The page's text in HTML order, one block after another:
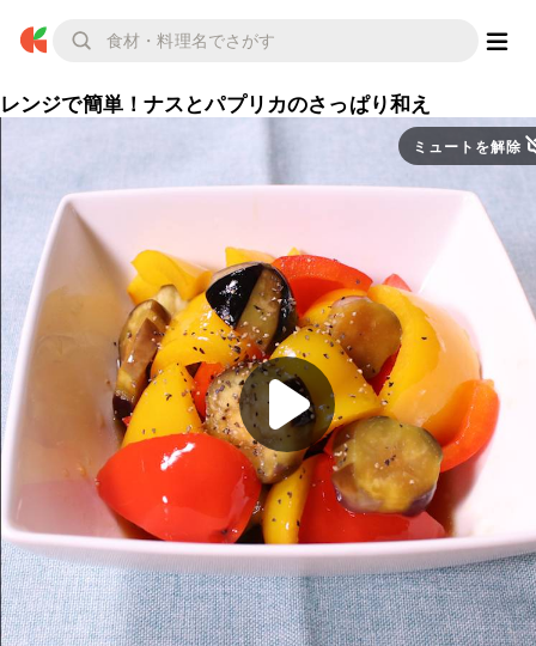
レンジで簡単！ナスとパプリカのさっぱり和え
ミュートを解除